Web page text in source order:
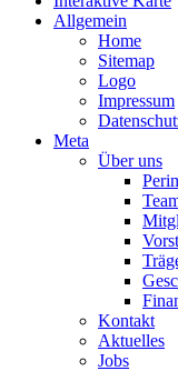
Allgemein
Home
Sitemap
Logo
Impressum
Meta
Über uns
Kontakt
Aktuelles
Jobs